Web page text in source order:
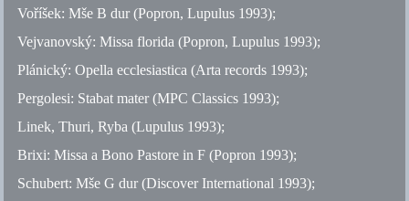
Voříšek: Mše B dur (Popron, Lupulus 1993);
Vejvanovský: Missa florida (Popron, Lupulus 1993);
Plánický: Opella ecclesiastica (Arta records 1993);
Pergolesi: Stabat mater (MPC Classics 1993);
Linek, Thuri, Ryba (Lupulus 1993);
Brixi: Missa a Bono Pastore in F (Popron 1993);
Schubert: Mše G dur (Discover International 1993);